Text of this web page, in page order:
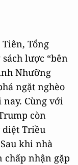
Tổng
lược “bên
Nhưỡng
ngặt nghèo
Cùng với
còn
diệt Triều
khi nhà
chấp nhận gặp